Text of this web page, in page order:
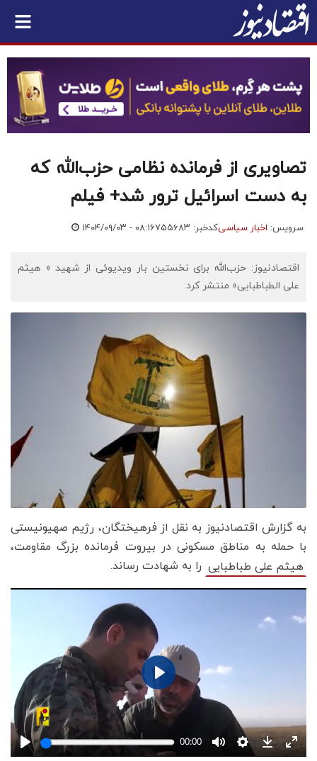
تصاویری از فرمانده نظامی حزب‌الله که
به دست اسرائیل ترور شد+ فیلم
سرویس: اخبار سیاسیکدخبر: ۷۵۵۶۸۳ ۱۴۰۴/۰۹/۰۳ - ۰۸:۱۶
اقتصادنیوز: حزب‌الله برای نخستین بار ویدیوئی از شهید « هیثم
علی الطباطبایی» منتشر کرد.
به گزارش اقتصادنیوز به نقل از فرهیختگان، رژیم صهیونیستی
با حمله به مناطق مسکونی در بیروت فرمانده بزرگ مقاومت،
هیثم علی طباطبایی را به شهادت رساند.